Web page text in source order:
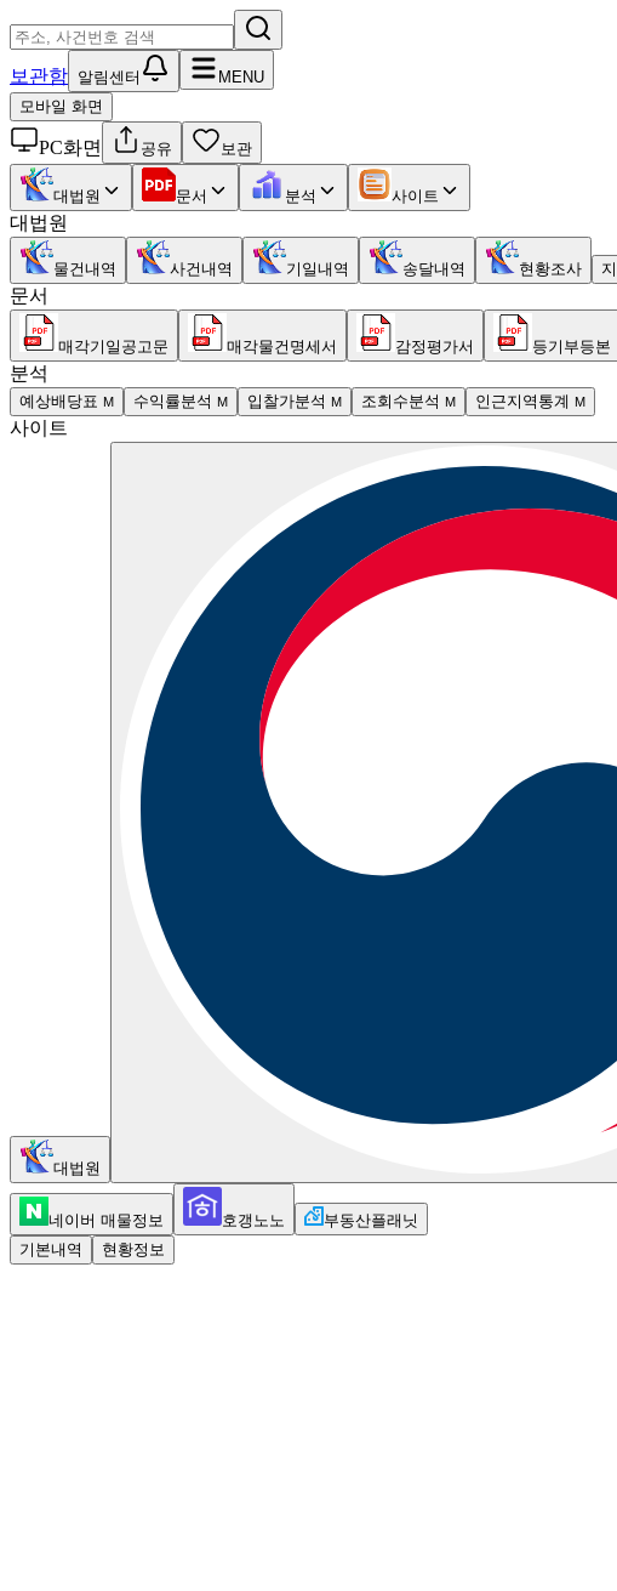
보관함 알림센터
MENU
모바일 화면
PC화면 공유 보관
대법원 문서 분석 사이트
대법원
물건내역 사건내역 기일내역 송달내역 현황조사
문서
매각기일공고문 매각물건명세서 감정평가서 등기부등본
분석
예상배당표 M 수익률분석 M 입찰가분석 M 조회수분석 M 인근지역통계 M
사이트
대법원
네이버 매물정보 호갱노노
부동산플래닛
기본내역
현황정보